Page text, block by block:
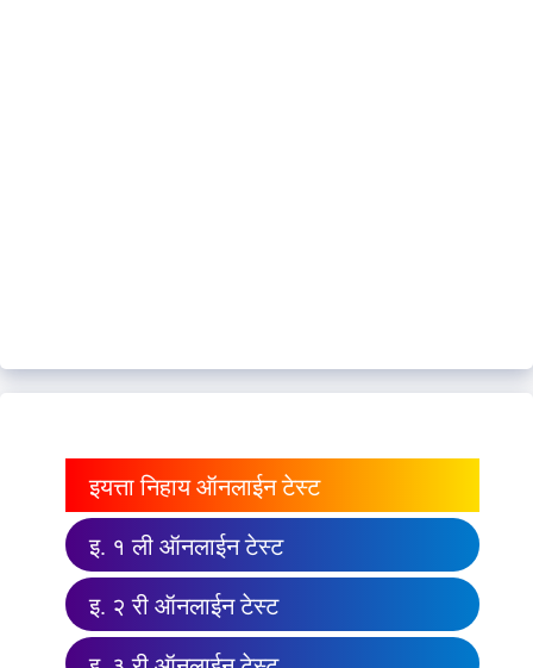
इयत्ता निहाय ऑनलाईन टेस्ट
इ. १ ली ऑनलाईन टेस्ट
इ. २ री ऑनलाईन टेस्ट